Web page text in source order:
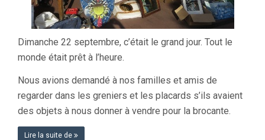
Dimanche 22 septembre, c’était le grand jour. Tout le
monde était prêt à l’heure.
Nous avions demandé à nos familles et amis de
regarder dans les greniers et les placards s’ils avaient
des objets à nous donner à vendre pour la brocante.
Lire la suite de